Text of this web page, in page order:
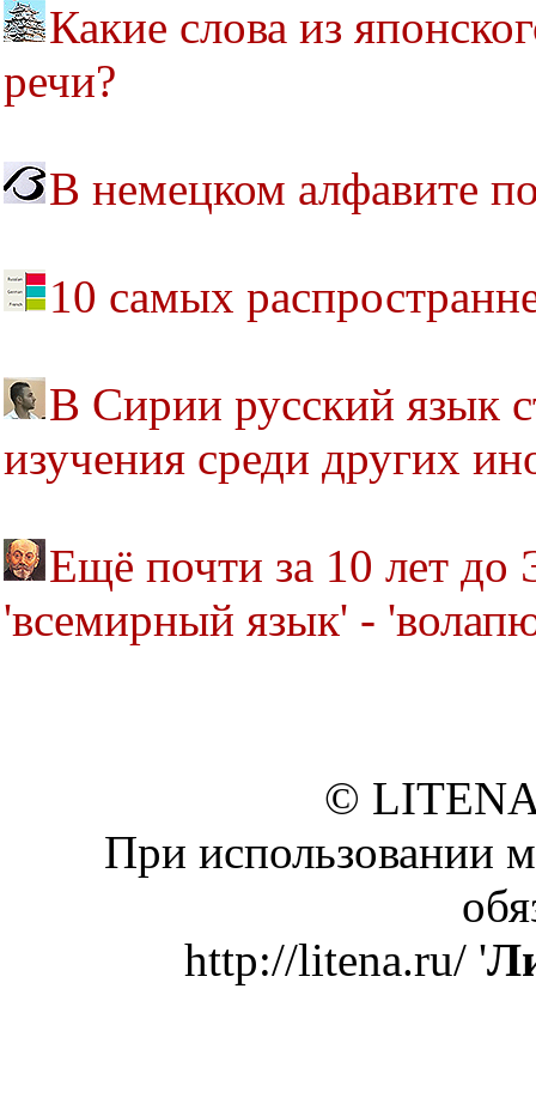
Какие слова из
речи?
В немецком алфавите
10 самых
В Сирии русский язык
изучения среди других
Ещё почти за 10 лет до
'всемирный язык' -
©
При использовании
http://litena.ru/ '